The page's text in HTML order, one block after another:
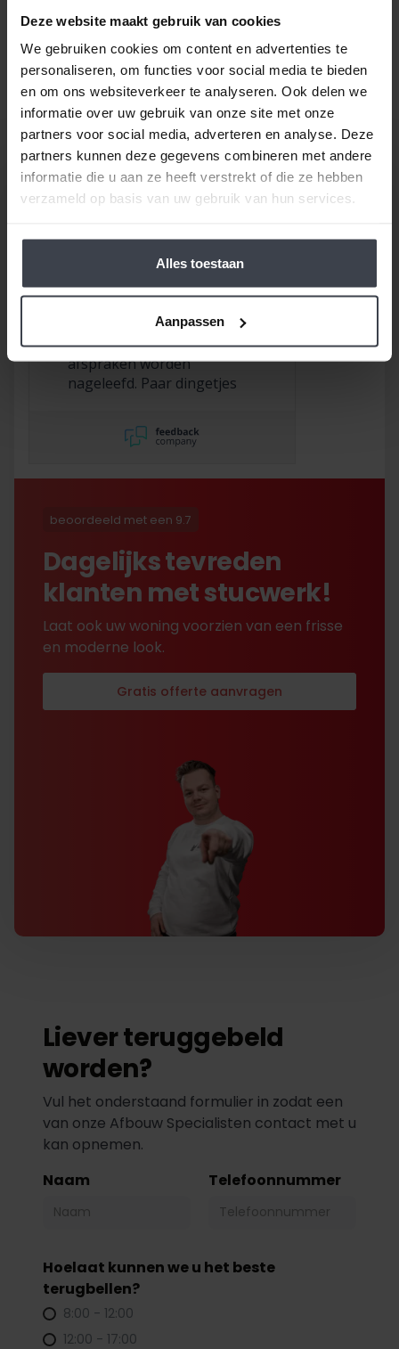
Deze website maakt gebruik van cookies
We gebruiken cookies om content en advertenties te
personaliseren, om functies voor social media te bieden
en om ons websiteverkeer te analyseren. Ook delen we
informatie over uw gebruik van onze site met onze
partners voor social media, adverteren en analyse. Deze
partners kunnen deze gegevens combineren met andere
informatie die u aan ze heeft verstrekt of die ze hebben
verzameld op basis van uw gebruik van hun services.
Alles toestaan
Aanpassen
of aannemers
. Op zoek naar nóg meer gemak voor
een goede prijs, laat dan je stucwerk, pleisterwerk of
spuitwerk voordelig op maat inmeten en realiseren.
Gewoon bij u thuis, voor een echte Slegers
Spuitwerken prijs.
116 reviews
Goed bedrijf waar
afspraken worden
nageleefd. Paar dingetjes
korting gekregen. Duurde
lang eer ik de sleutel
met excuses , maar na
is alles toch na
beoordeeld met een 9.7
Dagelijks tevreden
klanten met stucwerk!
Laat ook uw woning voorzien van een frisse
en moderne look.
Gratis offerte aanvragen
Liever teruggebeld
worden?
Vul het onderstaand formulier in zodat een
van onze Afbouw Specialisten contact met u
kan opnemen.
Naam
Telefoonnummer
Hoelaat kunnen we u het beste
terugbellen?
8:00 - 12:00
12:00 - 17:00